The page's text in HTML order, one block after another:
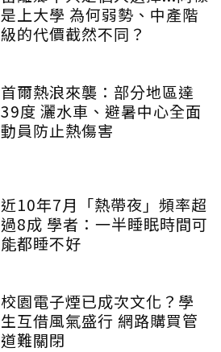
是上大學 為何弱勢、中產階
級的代價截然不同？
首爾熱浪來襲：部分地區達
39度 灑水車、避暑中心全面
動員防止熱傷害
近10年7月「熱帶夜」頻率超
過8成 學者：一半睡眠時間可
能都睡不好
校園電子煙已成次文化？學
生互借風氣盛行 網路購買管
道難關閉